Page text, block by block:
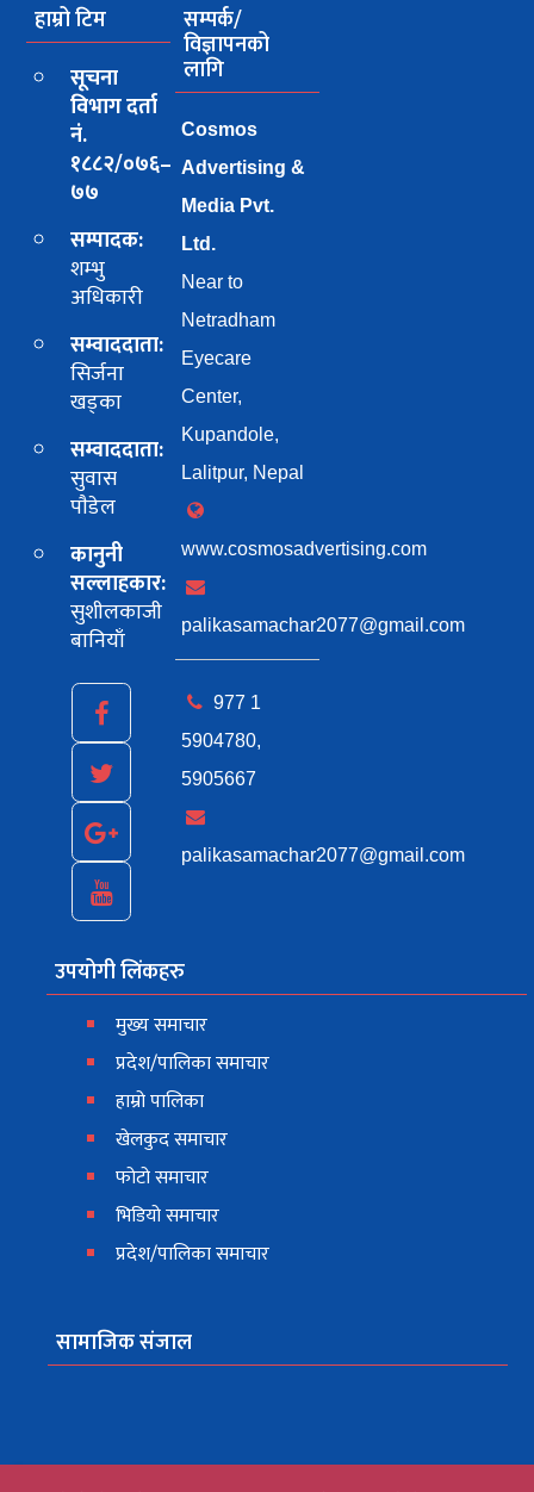
हाम्रो टिम
सूचना
विभाग दर्ता
नं.
१८८२/०७६–
७७
सम्पादक:
शम्भु
अधिकारी
सम्वाददाता:
सिर्जना
खड्का
सम्वाददाता:
सुवास
पाैडेल
कानुनी
सल्लाहकार:
सुशीलकाजी
बानियाँ
सम्पर्क/
विज्ञापनको
लागि
Cosmos
Advertising &
Media Pvt.
Ltd.
Near to
Netradham
Eyecare
Center,
Kupandole,
Lalitpur, Nepal
www.cosmosadvertising.com
palikasamachar2077@gmail.com
977 1
5904780,
5905667
palikasamachar2077@gmail.com
उपयोगी लिंकहरु
मुख्य समाचार
प्रदेश/पालिका समाचार
हाम्रो पालिका
खेलकुद समाचार
फोटो समाचार
भिडियो समाचार
प्रदेश/पालिका समाचार
सामाजिक संजाल